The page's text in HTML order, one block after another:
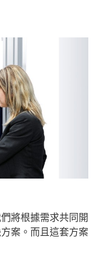
將根據需求共同開
案。而且這套方案